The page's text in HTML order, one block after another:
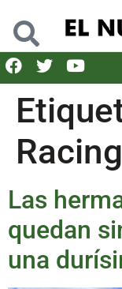
Las
quedan
una